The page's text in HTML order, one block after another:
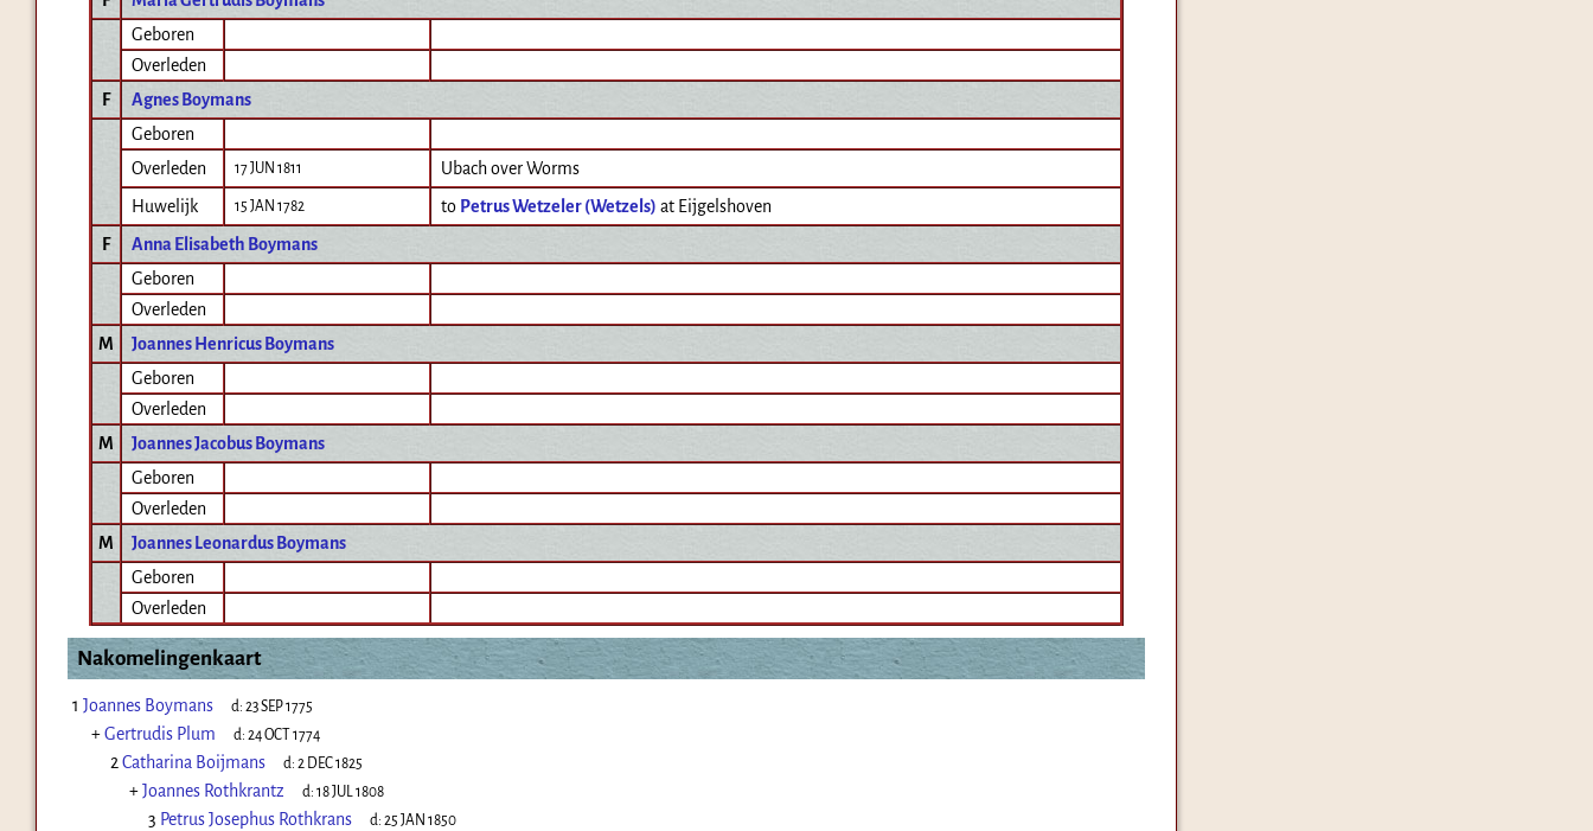
Geboren
Overleden
F
Agnes Boymans
Geboren
Overleden
17 JUN 1811
Ubach over Worms
Huwelijk
15 JAN 1782 to Petrus Wetzeler (Wetzels) at Eijgelshoven
F
Anna Elisabeth Boymans
Geboren
Overleden
M
Joannes Henricus Boymans
Geboren
Overleden
M
Joannes Jacobus Boymans
Geboren
Overleden
M
Joannes Leonardus Boymans
Geboren
Overleden
Nakomelingenkaart
1 Joannes Boymans d: 23 SEP 1775
+Gertrudis Plum d: 24 OCT 1774
2 Catharina Boijmans d: 2 DEC 1825
+Joannes Rothkrantz d: 18 JUL 1808
3 Petrus Josephus Rothkrans d: 25 JAN 1850